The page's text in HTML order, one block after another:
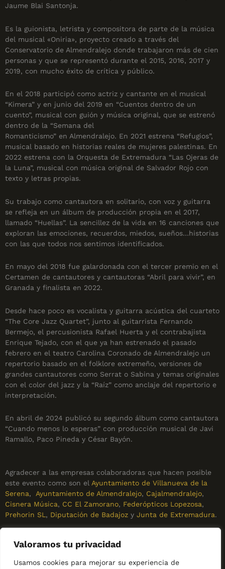
Valoramos tu privacidad
Usamos cookies para mejorar su experiencia de
Jaume Blai Santonja.
Es la guionista, letrista y compositora de parte de la música
del musical «Oniria», proyecto creado a través del
Conservatorio de Almendralejo donde trabajaron más de cien
personas y que se representó durante el 2015, 2016, 2017 y
2019, con mucho éxito de crítica y público.
En el 2018 participó como actriz y cantante en el musical
“Kimera” y en junio del 2019 en “Cuentos dentro de un
cuento”, musical con guión y música original, que se estrenó
dentro de la “Semana del
Romanticismo” en Almendralejo. En 2021 estrena “Refugios”,
musical basado en historias reales de mujeres palestinas. En
2022 estrena con la Orquesta de Extremadura “Las Ojeras de
la Luna”, musical con música original de Salvador Rojo con
texto y letras propias.
Su trabajo como cantautora en solitario, con voz y guitarra
se refleja en un álbum de producción propia en el 2017,
llamado “Huellas”. La sencillez de la vida en 16 canciones que
exploran las emociones, recuerdos, miedos, sueños…historias
con las que todos nos sentimos identificados.
En mayo del 2018 fue galardonada con el tercer premio en el
Certamen de cantautores y cantautoras “Abril para vivir”, en
Granada y finalista en 2022.
Desde hace poco es vocalista y guitarra acústica del cuarteto
“The Core Jazz Quartet”, junto al guitarrista Fernando
Bermejo, el percusionista Rafael Huerta y el contrabajista
Enrique Tejado, con el que ya han estrenado el pasado
febrero en el teatro Carolina Coronado de Almendralejo un
repertorio basado en el folklore extremeño, versiones de
grandes cantautores como Serrat o Sabina y temas originales
con el color del jazz y la “Raíz” como anclaje del repertorio e
interpretación.
En abril de 2024 publicó su segundo álbum como cantautora
“Cuando menos lo esperas” con producción musical de Javi
Ramallo, Paco Pineda y César Bayón.
Agradecer a las empresas colaboradoras que hacen posible
este evento como son el Ayuntamiento de Villanueva de la
Serena, Ayuntamiento de Almendralejo, Cajalmendralejo,
Cisnera Música, CC El Zamorano, Federópticos Lopezosa,
Prehorin SL , Diputación de Badajoz y Junta de Extremadura.
Romanticismo, se puede hacer socio a través del siguiente
enlace: Ver
aquí , o bien asistir a los conciertos.